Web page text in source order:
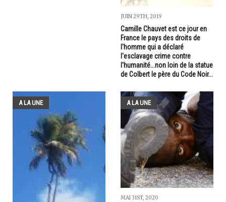
JUIN 29TH, 2019
Camille Chauvet est ce jour en
France le pays des droits de
l'homme qui a déclaré
l'esclavage crime contre
l'humanité...non loin de la statue
de Colbert le père du Code Noir...
A LA UNE A LA UNE
MAI 31ST, 2020